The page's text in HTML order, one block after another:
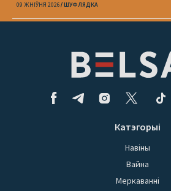
09 ЖНІЎНЯ 2026 ШУФЛЯДКА
Катэгорыі
Навіны
Вайна
Меркаванні